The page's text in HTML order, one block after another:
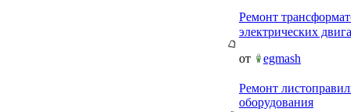
Ремонт
электрических
от
egmash
Ремонт
оборудования